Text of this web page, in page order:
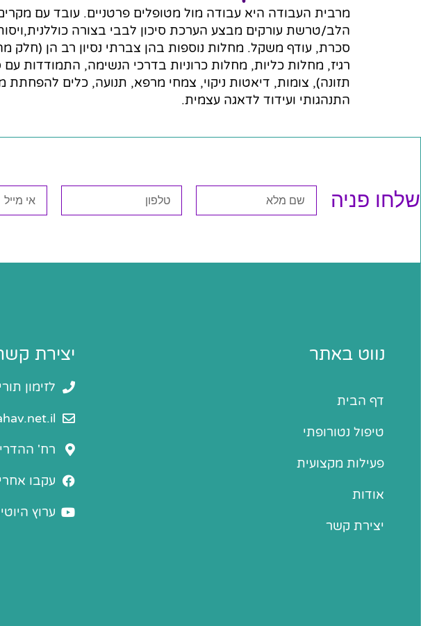
מרבית העבודה היא עבודה מול מטופלים פרטניים. עובד עם
הלב/טרשת עורקים מבצע הערכת סיכון לבבי בצורה
סכרת, עודף משקל. מחלות נוספות בהן צברתי נסיון רב הן (חלק
רגיז, מחלות כליות, מחלות כרוניות בדרכי הנשימה, התמודדות עם
תזונה), צומות, דיאטות ניקוי, צמחי מרפא, תנועה, כלים להפחתת
התנהגותי ועידוד לדאגה עצמית.
שלחו פניה
נווט באתר
דף הבית
טיפול נטורופתי
פעילות מקצועית
אודות
יצירת קשר
יצירת
לזימון תורים: 03-
רח' ההדרים 69, שדה
עקבו
ערוץ